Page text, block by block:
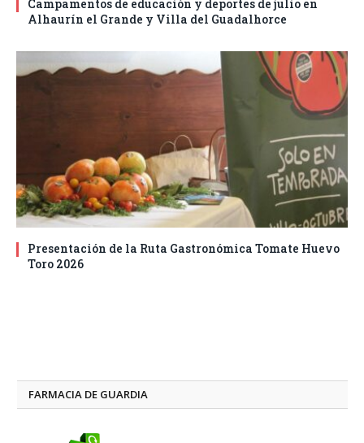
Campamentos de educación y deportes de julio en
Alhaurín el Grande y Villa del Guadalhorce
Presentación de la Ruta Gastronómica Tomate Huevo
Toro 2026
FARMACIA DE GUARDIA